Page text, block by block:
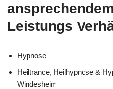
Leistungs
Hypnose
Heiltrance, Heilhypnose &
Windesheim